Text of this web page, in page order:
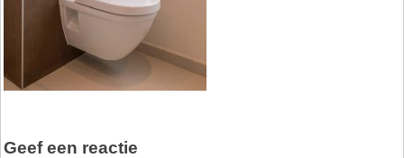
Geef een reactie